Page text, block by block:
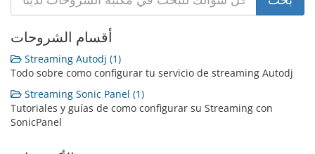
أقسام الشروحات
Streaming Autodj (1)
Todo sobre como configurar tu servicio de streaming Autodj
Streaming Sonic Panel (1)
Tutoriales y guías de como configurar su Streaming con
SonicPanel